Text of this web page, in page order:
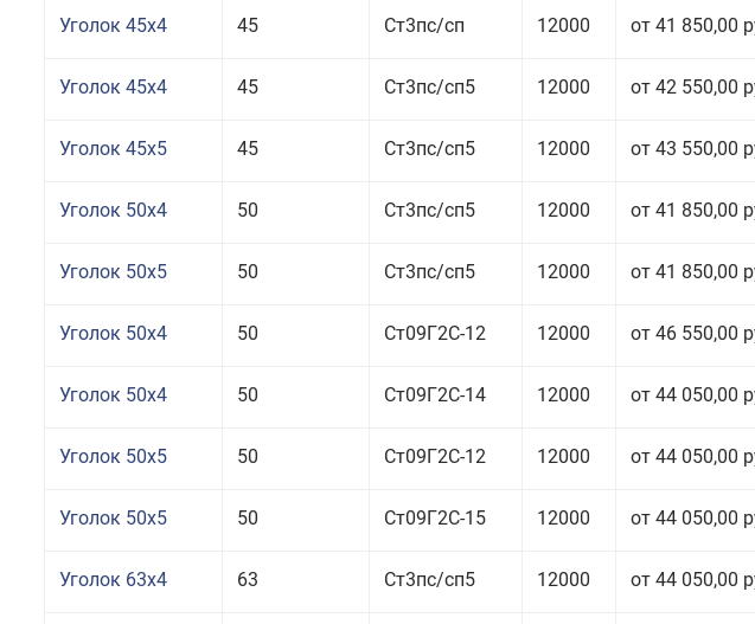
Уголок 45x4 45 Ст3пс/сп 12000 от 41 850,00
Уголок 45x4 45 Ст3пс/сп5 12000 от 42 550,00
Уголок 45x5 45 Ст3пс/сп5 12000 от 43 550,00
Уголок 50x4 50 Ст3пс/сп5 12000 от 41 850,00
Уголок 50x5 50 Ст3пс/сп5 12000 от 41 850,00
Уголок 50x4 50 Ст09Г2С-12 12000 от 46 550,00
Уголок 50x4 50 Ст09Г2С-14 12000 от 44 050,00
Уголок 50x5 50 Ст09Г2С-12 12000 от 44 050,00
Уголок 50x5 50 Ст09Г2С-15 12000 от 44 050,00
Уголок 63x4 63 Ст3пс/сп5 12000 от 44 050,00